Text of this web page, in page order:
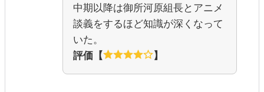
中期以降は御所河原組長とアニメ
談義をするほど知識が深くなって
いた。
評価【
】